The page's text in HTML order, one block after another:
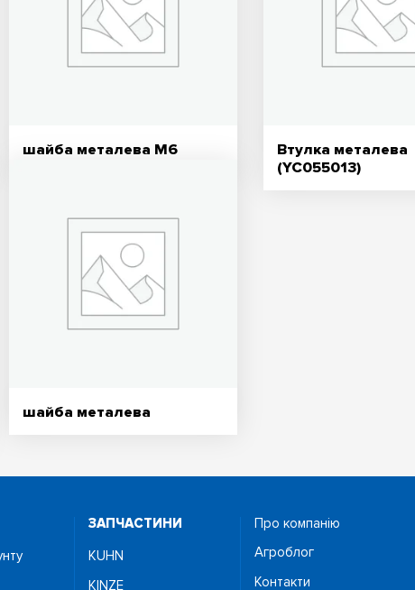
шайба металева M6
Втулка металева
(YC055013)
шайба металева
ЗАПЧАСТИНИ
KUHN
KINZE
Про компанію
Агроблог
Контакти